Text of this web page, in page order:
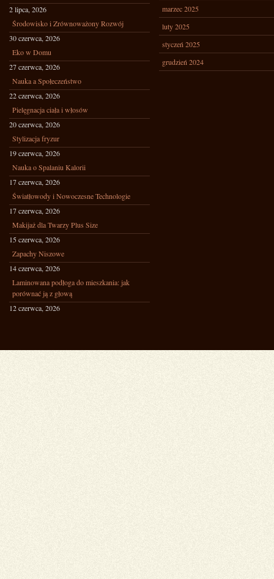
2 lipca, 2026
Środowisko i Zrównoważony Rozwój
30 czerwca, 2026
Eko w Domu
27 czerwca, 2026
Nauka a Społeczeństwo
22 czerwca, 2026
Pielęgnacja ciała i włosów
20 czerwca, 2026
Stylizacja fryzur
19 czerwca, 2026
Nauka o Spalaniu Kalorii
17 czerwca, 2026
Światłowody i Nowoczesne Technologie
17 czerwca, 2026
Makijaż dla Twarzy Plus Size
15 czerwca, 2026
Zapachy Niszowe
14 czerwca, 2026
Laminowana podłoga do mieszkania: jak
porównać ją z głową
12 czerwca, 2026
marzec 2025
luty 2025
styczeń 2025
grudzień 2024